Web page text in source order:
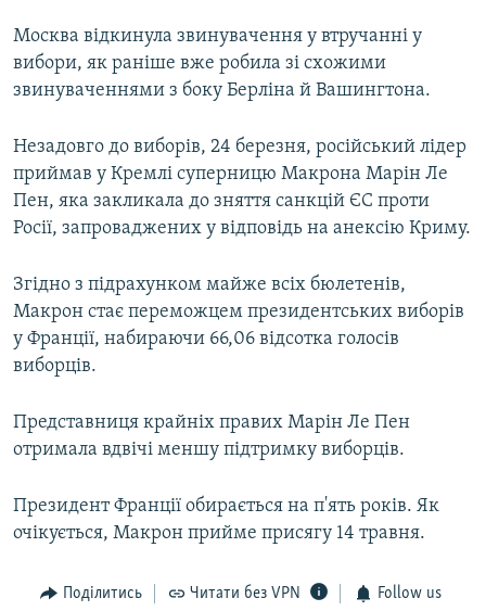
Москва відкинула звинувачення у втручанні у
вибори, як раніше вже робила зі схожими
звинуваченнями з боку Берліна й Вашингтона.
Незадовго до виборів, 24 березня, російський лідер
приймав у Кремлі суперницю Макрона Марін Ле
Пен, яка закликала до зняття санкцій ЄС проти
Росії, запроваджених у відповідь на анексію Криму.
Згідно з підрахунком майже всіх бюлетенів,
Макрон стає переможцем президентських виборів
у Франції, набираючи 66,06 відсотка голосів
виборців.
Представниця крайніх правих Марін Ле Пен
отримала вдвічі меншу підтримку виборців.
Президент Франції обирається на п'ять років. Як
очікується, Макрон прийме присягу 14 травня.
Поділитись Читати без VPN Follow us